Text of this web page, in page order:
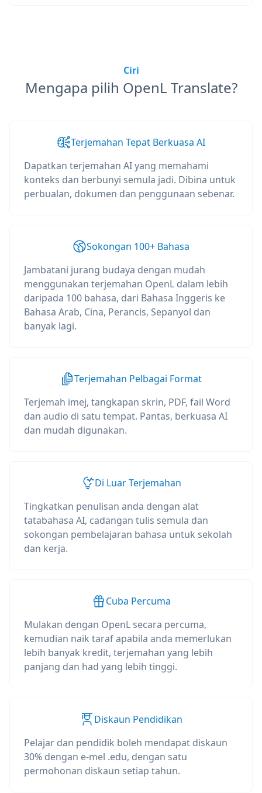
Ciri
Mengapa pilih OpenL Translate?
Terjemahan Tepat Berkuasa AI
Dapatkan terjemahan AI yang memahami
konteks dan berbunyi semula jadi. Dibina untuk
perbualan, dokumen dan penggunaan sebenar.
Sokongan 100+ Bahasa
Jambatani jurang budaya dengan mudah
menggunakan terjemahan OpenL dalam lebih
daripada 100 bahasa, dari Bahasa Inggeris ke
Bahasa Arab, Cina, Perancis, Sepanyol dan
banyak lagi.
Terjemahan Pelbagai Format
Terjemah imej, tangkapan skrin, PDF, fail Word
dan audio di satu tempat. Pantas, berkuasa AI
dan mudah digunakan.
Di Luar Terjemahan
Tingkatkan penulisan anda dengan alat
tatabahasa AI, cadangan tulis semula dan
sokongan pembelajaran bahasa untuk sekolah
dan kerja.
Cuba Percuma
Mulakan dengan OpenL secara percuma,
kemudian naik taraf apabila anda memerlukan
lebih banyak kredit, terjemahan yang lebih
panjang dan had yang lebih tinggi.
Diskaun Pendidikan
Pelajar dan pendidik boleh mendapat diskaun
30% dengan e-mel .edu, dengan satu
permohonan diskaun setiap tahun.